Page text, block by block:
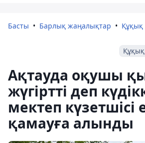
Басты Барлық жаңалықтар
Құқық
Ақтауда оқушы
жүгіртті деп
мектеп күзетшісі
қамауға алынды